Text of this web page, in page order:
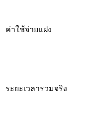
ค่าใช้จ่ายแฝง
ระยะเวลารวมจริง